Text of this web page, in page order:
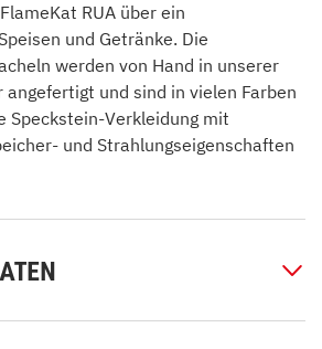
RUA über ein
und Getränke. Die
werden von Hand in unserer
und sind in vielen Farben
Speckstein-Verkleidung mit
und Strahlungseigenschaften